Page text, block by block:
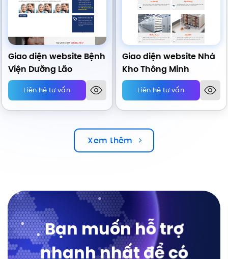
Giao diện website Bệnh
Viện Dưỡng Lão
Liên hệ tư vấn
Giao diện website Nhà
Kho Thông Minh
Liên hệ tư vấn
Xem thêm
Bạn muốn hỗ trợ
nhanh nhất để có